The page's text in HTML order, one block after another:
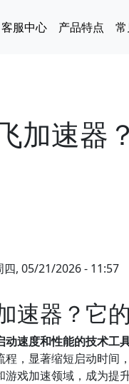
客服中心 产品特点
加速器
四, 05/21/2026 - 11:57
速器？它
速度和性能的技术工
程，显著缩短启动时间
戏加速领域，成为提